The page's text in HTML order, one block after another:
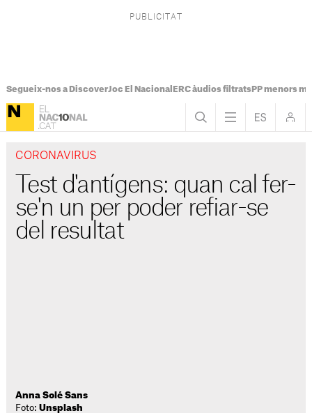
Segueix-nos a DiscoverJoc El Nacional ERC àudios filtratsPP menors
CORONAVIRUS
Test d'antígens: quan cal fer-
se'n un per poder refiar-se
del resultat
Anna Solé Sans
Foto:Unsplash